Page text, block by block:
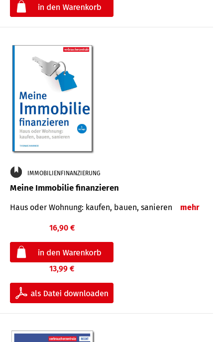
IMMOBILIENFINANZIERUNG
Meine Immobilie finanzieren
Haus oder Wohnung: kaufen, bauen, sanieren mehr
16,90 €
13,99 €